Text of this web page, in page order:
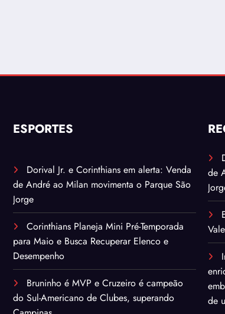
ESPORTES
Dorival Jr. e Corinthians em alerta: Venda
de André ao Milan movimenta o Parque São
Jorge
Corinthians Planeja Mini Pré-Temporada
para Maio e Busca Recuperar Elenco e
Desempenho
Bruninho é MVP e Cruzeiro é campeão
do Sul-Americano de Clubes, superando
de
de